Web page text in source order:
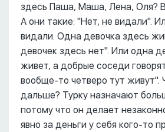
здесь Паша, Маша, Лена, Оля?
А они такие: "Нет, не видали".
видали. Одна девочка здесь
девочек здесь нет". Или одна
живет, а добрые соседи
вообще-то четверо тут живут".
дальше? Турку назначают
потому что он делает
явно за деньги у себя кого-то